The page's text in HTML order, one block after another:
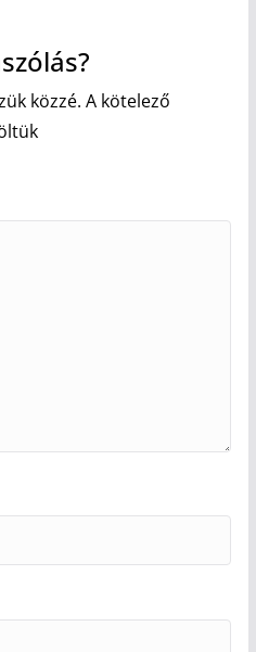
közzé. A kötelező